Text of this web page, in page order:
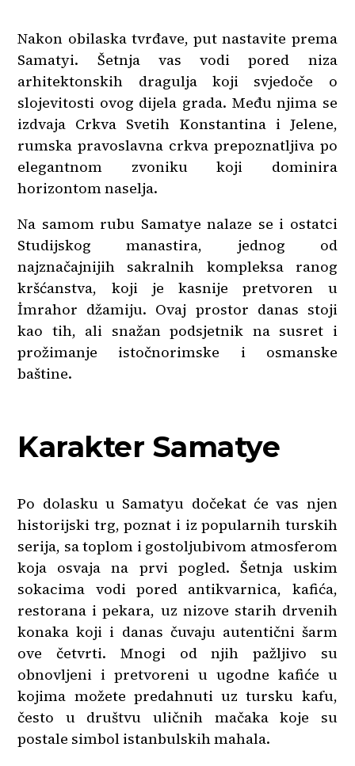
Nakon obilaska tvrđave, put nastavite prema
Samatyi. Šetnja vas vodi pored niza
arhitektonskih dragulja koji svjedoče o
slojevitosti ovog dijela grada. Među njima se
izdvaja Crkva Svetih Konstantina i Jelene,
rumska pravoslavna crkva prepoznatljiva po
elegantnom zvoniku koji dominira
horizontom naselja.
Na samom rubu Samatye nalaze se i ostatci
Studijskog manastira, jednog od
najznačajnijih sakralnih kompleksa ranog
kršćanstva, koji je kasnije pretvoren u
İmrahor džamiju. Ovaj prostor danas stoji
kao tih, ali snažan podsjetnik na susret i
prožimanje istočnorimske i osmanske
baštine.
Karakter Samatye
Po dolasku u Samatyu dočekat će vas njen
historijski trg, poznat i iz popularnih turskih
serija, sa toplom i gostoljubivom atmosferom
koja osvaja na prvi pogled. Šetnja uskim
sokacima vodi pored antikvarnica, kafića,
restorana i pekara, uz nizove starih drvenih
konaka koji i danas čuvaju autentični šarm
ove četvrti. Mnogi od njih pažljivo su
obnovljeni i pretvoreni u ugodne kafiće u
kojima možete predahnuti uz tursku kafu,
često u društvu uličnih mačaka koje su
postale simbol istanbulskih mahala.